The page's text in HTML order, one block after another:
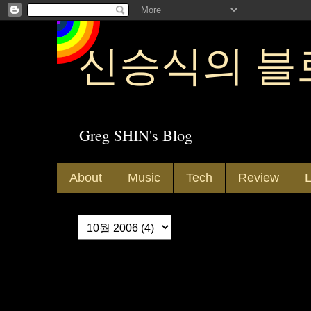
신승식의 블
Greg SHIN's Blog
About Music Tech Review